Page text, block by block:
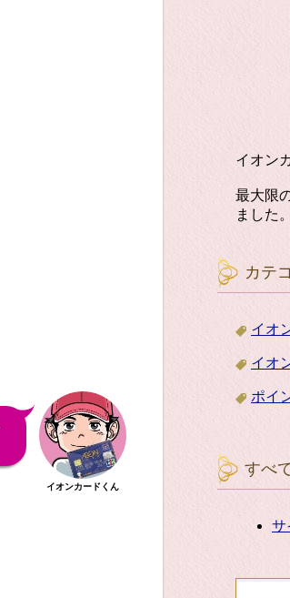
イオンカードくん
イオン
最大限
ました。
カテ
イオ
イオ
ポイ
すべ
サ